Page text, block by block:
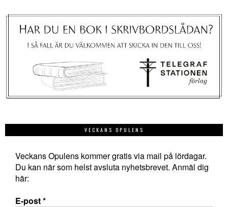
VECKANS OPULENS
Veckans Opulens kommer gratis via mail på lördagar.
Du kan när som helst avsluta nyhetsbrevet. Anmäl dig
här:
E-post*